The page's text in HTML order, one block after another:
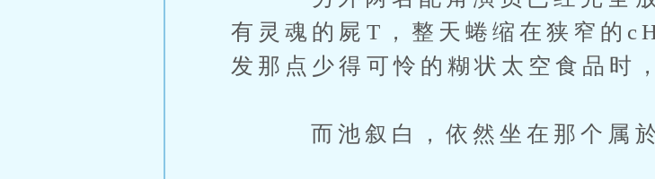
有灵魂的屍T，整天蜷缩在狭窄的
发那点少得可怜的糊状太空食品时
而池叙白，依然坐在那个属於